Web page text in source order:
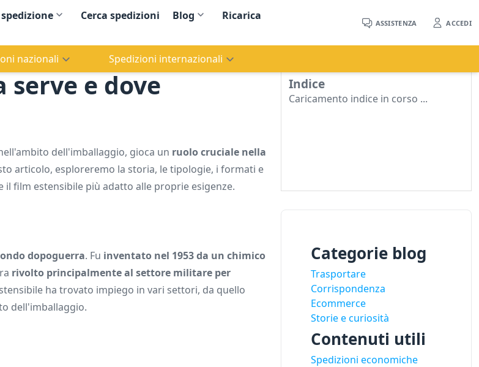
Cerca spedizioni Blog
Ricarica
ASSISTENZA ACCEDI
nazionali Spedizioni internazionali
serve e dove
dell'imballaggio, gioca un ruolo cruciale nella
articolo, esploreremo la storia, le tipologie, i formati e
film estensibile più adatto alle proprie esigenze.
dopoguerra. Fu inventato nel 1953 da un chimico
rivolto principalmente al settore militare per
ha trovato impiego in vari settori, da quello
dell'imballaggio.
Indice
Caricamento indice in corso ...
Categorie blog
Trasportare
Corrispondenza
Ecommerce
Storie e curiosità
Contenuti utili
Spedizioni economiche